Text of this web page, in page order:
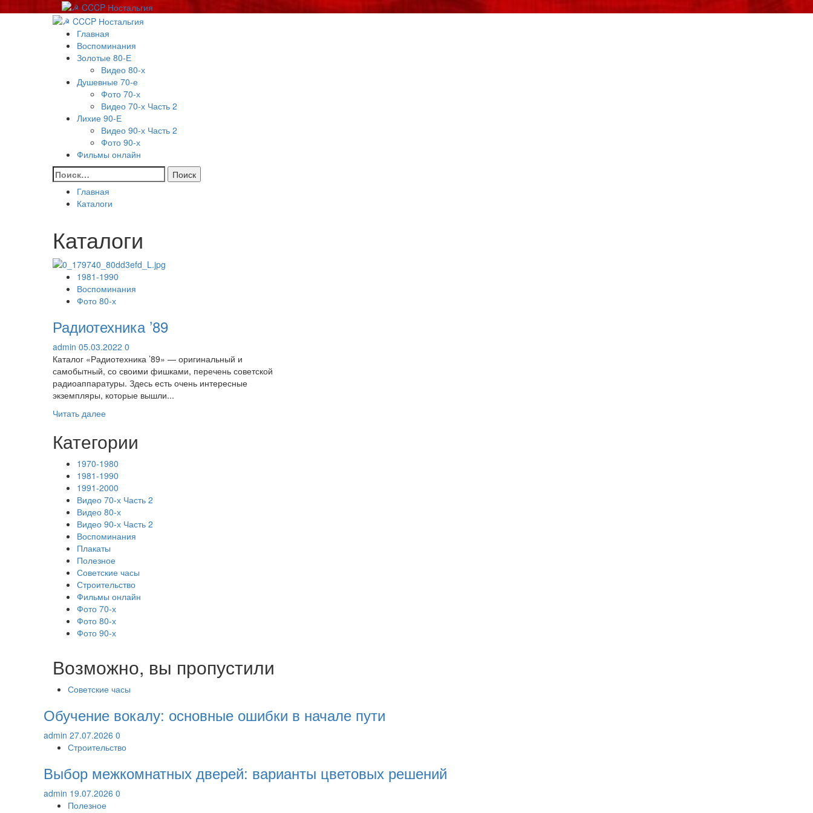
Основное
меню
Главная
Воспоминания
Золотые 80-Е
Видео 80-х
Душевные 70-е
Фото 70-х
Видео 70-х Часть 2
Лихие 90-Е
Видео 90-х Часть 2
Фото 90-х
Фильмы онлайн
Найти:
Главная
Каталоги
Каталоги
1981-1990
Воспоминания
Фото 80-х
Радиотехника ’89
admin 05.03.2022 0
Каталог «Радиотехника ’89» — оригинальный и
самобытный, со своими фишками, перечень советской
радиоаппаратуры. Здесь есть очень интересные
экземпляры, которые вышли...
Читать далееПрочитать
о
Радиотехника
’89
Категории
1970-1980
1981-1990
1991-2000
Видео 70-х Часть 2
Видео 80-х
Видео 90-х Часть 2
Воспоминания
Плакаты
Полезное
Советские часы
Строительство
Фильмы онлайн
Фото 70-х
Фото 80-х
Фото 90-х
Возможно, вы пропустили
Советские часы
Обучение вокалу: основные ошибки в начале пути
admin 27.07.2026 0
Строительство
Выбор межкомнатных дверей: варианты цветовых решений
admin 19.07.2026 0
Полезное